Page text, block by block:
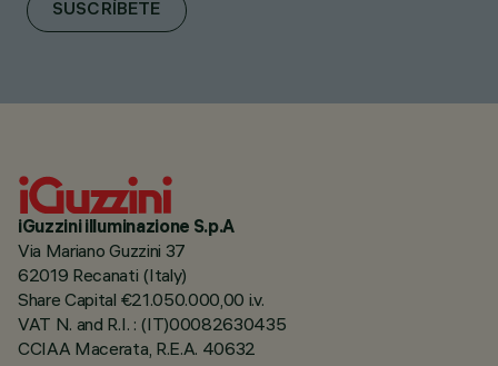
SUSCRÍBETE
iGuzzini illuminazione S.p.A
Via Mariano Guzzini 37
62019 Recanati (Italy)
Share Capital €21.050.000,00 i.v.
VAT N. and R.I. : (IT)00082630435
CCIAA Macerata, R.E.A. 40632